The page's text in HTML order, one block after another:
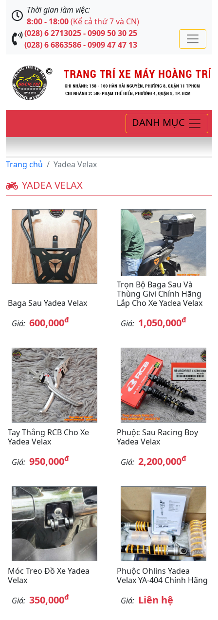
Thời gian làm việc:
8:00 - 18:00(Kể cả thứ 7 và CN)
(028) 6 2713025 - 0909 50 30 25
(028) 6 6863586 - 0909 47 47 13
DANH MỤC
Trang chủ Yadea Velax
YADEA VELAX
Baga Sau Yadea Velax
Giá: 600,000đ
Trọn Bộ Baga Sau Và
Thùng Givi Chính Hãng
Lắp Cho Xe Yadea Velax
Giá: 1,050,000đ
Tay Thắng RCB Cho Xe
Yadea Velax
Giá: 950,000đ
Phuộc Sau Racing Boy
Yadea Velax
Giá: 2,200,000đ
Móc Treo Đồ Xe Yadea
Velax
Giá: 350,000đ
Phuộc Ohlins Yadea
Velax YA-404 Chính Hãng
Giá: Liên hệ